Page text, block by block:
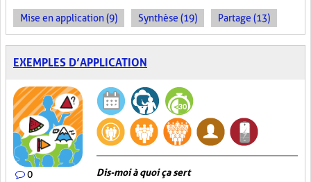
Mise en application (9) Synthèse (19) Partage (13)
EXEMPLES D’APPLICATION
0 Dis-moi à quoi ça sert